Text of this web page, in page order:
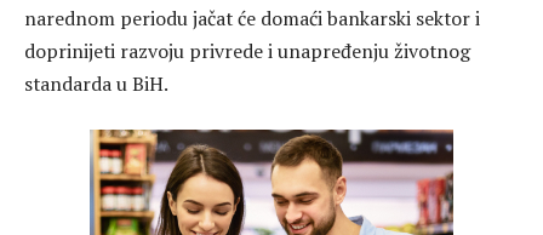
narednom periodu jačat će domaći bankarski sektor i
doprinijeti razvoju privrede i unapređenju životnog
standarda u BiH.